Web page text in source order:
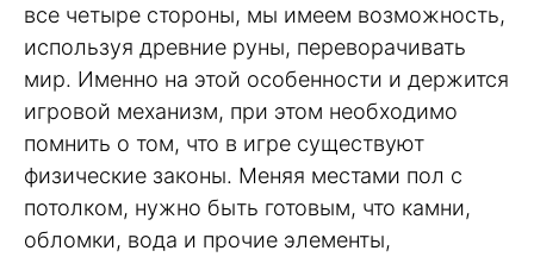
все четыре стороны, мы имеем возможность,
используя древние руны, переворачивать
мир. Именно на этой особенности и держится
игровой механизм, при этом необходимо
помнить о том, что в игре существуют
физические законы. Меняя местами пол с
потолком, нужно быть готовым, что камни,
обломки, вода и прочие элементы,